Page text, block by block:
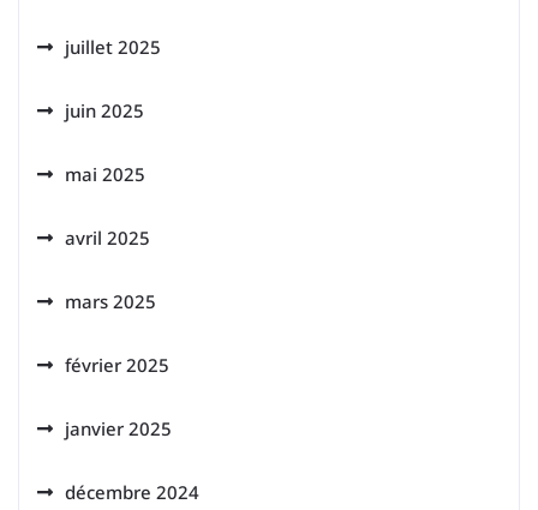
juillet 2025
juin 2025
mai 2025
avril 2025
mars 2025
février 2025
janvier 2025
décembre 2024